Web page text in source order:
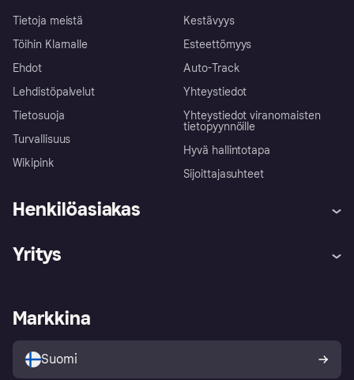
Tietoja meistä
Töihin Klarnalle
Ehdot
Lehdistöpalvelut
Tietosuoja
Turvallisuus
Wikipink
Kestävyys
Esteettömyys
Auto-Track
Yhteystiedot
Yhteystiedot viranomaisten
tietopyynnöille
Hyvä hallintotapa
Sijoittajasuhteet
Henkilöasiakas
Ohje
Kirjaudu sisään
Tutustu kauppoihin
Ostajan turva
Yritys
Kirjaudu sisään yrityksenä
Markkina
Suomi